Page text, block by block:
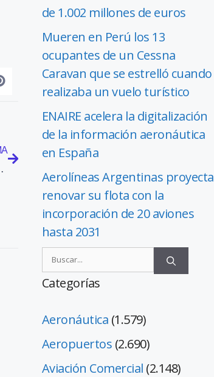
Narita de Tokio
de 1.002 millones de euros
Mueren en Perú los 13
ocupantes de un Cessna
Caravan que se estrelló cuando
realizaba un vuelo turístico
ENAIRE acelera la digitalización
de la información aeronáutica
en España
Aerolíneas Argentinas proyecta
renovar su flota con la
incorporación de 20 aviones
hasta 2031
Categorías
Aeronáutica (1.579)
Aeropuertos (2.690)
Aviación Comercial (2.148)